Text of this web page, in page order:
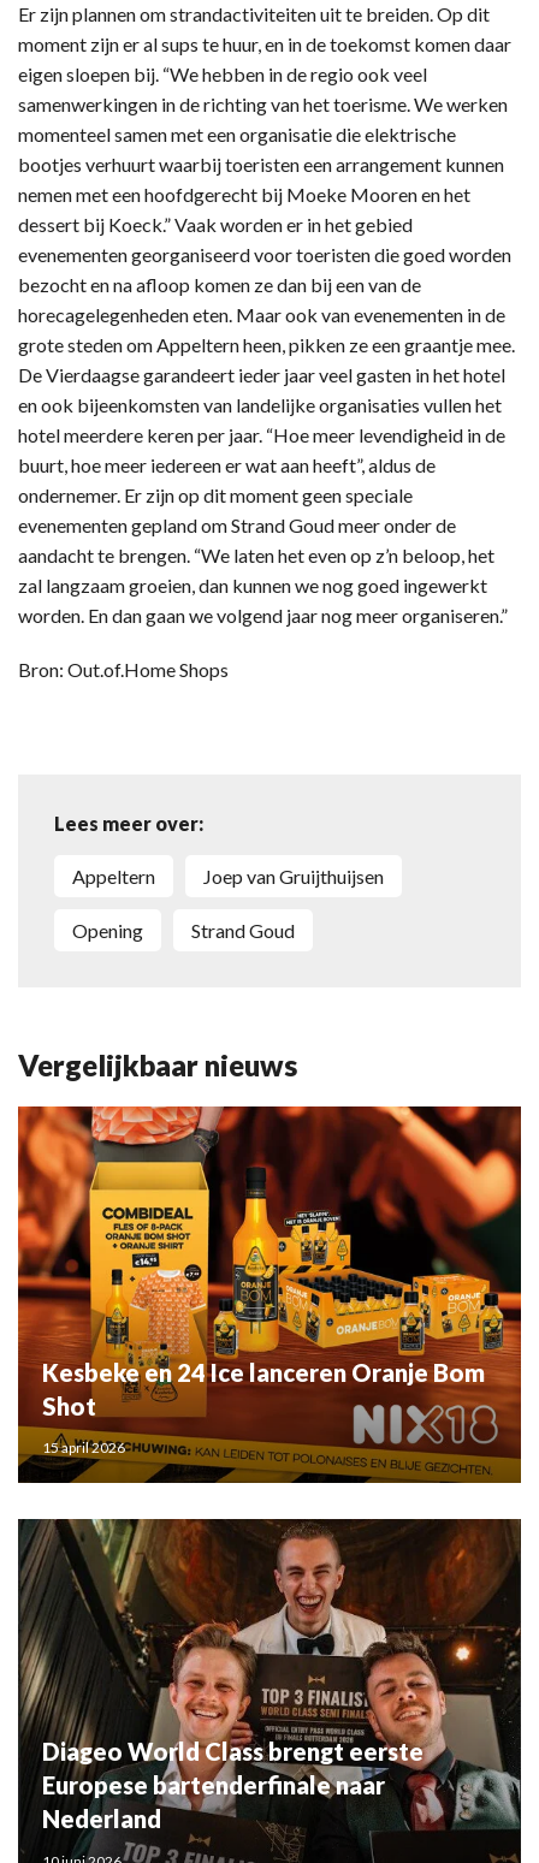
Er zijn plannen om strandactiviteiten uit te breiden. Op dit
moment zijn er al sups te huur, en in de toekomst komen daar
eigen sloepen bij. “We hebben in de regio ook veel
samenwerkingen in de richting van het toerisme. We werken
momenteel samen met een organisatie die elektrische
bootjes verhuurt waarbij toeristen een arrangement kunnen
nemen met een hoofdgerecht bij Moeke Mooren en het
dessert bij Koeck.” Vaak worden er in het gebied
evenementen georganiseerd voor toeristen die goed worden
bezocht en na afloop komen ze dan bij een van de
horecagelegenheden eten. Maar ook van evenementen in de
grote steden om Appeltern heen, pikken ze een graantje mee.
De Vierdaagse garandeert ieder jaar veel gasten in het hotel
en ook bijeenkomsten van landelijke organisaties vullen het
hotel meerdere keren per jaar. “Hoe meer levendigheid in de
buurt, hoe meer iedereen er wat aan heeft”, aldus de
ondernemer. Er zijn op dit moment geen speciale
evenementen gepland om Strand Goud meer onder de
aandacht te brengen. “We laten het even op z’n beloop, het
zal langzaam groeien, dan kunnen we nog goed ingewerkt
worden. En dan gaan we volgend jaar nog meer organiseren.”
Bron: Out.of.Home Shops
Lees meer over:
Appeltern Joep van Gruijthuijsen
opening Strand Goud
Vergelijkbaar nieuws
Kesbeke en 24 Ice lanceren Oranje Bom
Shot
15 april 2026
Diageo World Class brengt eerste
Europese bartenderfinale naar
Nederland